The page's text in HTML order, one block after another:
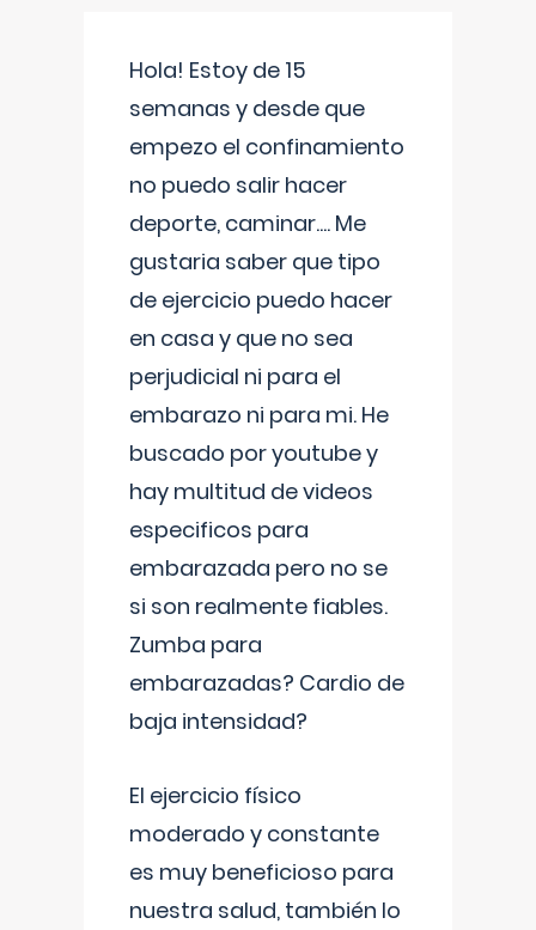
Hola! Estoy de 15
semanas y desde que
empezo el confinamiento
no puedo salir hacer
deporte, caminar.... Me
gustaria saber que tipo
de ejercicio puedo hacer
en casa y que no sea
perjudicial ni para el
embarazo ni para mi. He
buscado por youtube y
hay multitud de videos
especificos para
embarazada pero no se
si son realmente fiables.
Zumba para
embarazadas? Cardio de
baja intensidad?
El ejercicio físico
moderado y constante
es muy beneficioso para
nuestra salud, también lo